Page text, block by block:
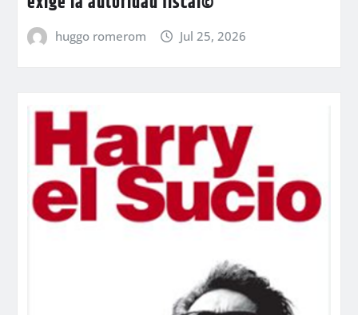
huggo romerom Jul 25, 2026